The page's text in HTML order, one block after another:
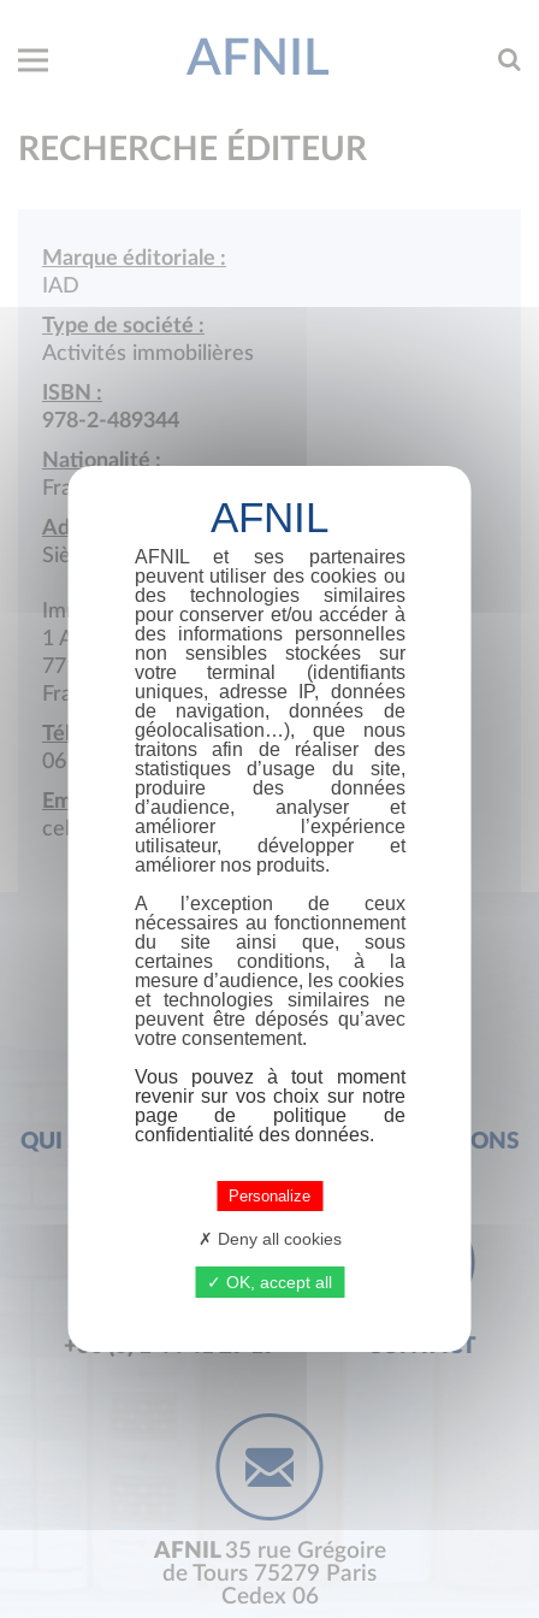
AFNIL
RECHERCHE ÉDITEUR
Marque éditoriale :
IAD
Type de société :
Activités immobilières
ISBN :
978-2-489344
Nationalité :
France
Adresse :
Siège social
Immeuble Carré Haussmann III
1 Allée de la Ferme de Varatre
77127 Lieusaint
France
Téléphone portable :
06 74 53 38 46
Email :
celine.faraut@iadinternational.com
QUI SOMMES-NOUS ? FOIRE AUX QUESTIONS
+33 (0) 1 44 41 29 19 CONTACT
AFNIL 35 rue Grégoire
de Tours 75279 Paris
Cedex 06
AFNIL et ses partenaires
peuvent utiliser des cookies ou
des technologies similaires
pour conserver et/ou accéder à
des informations personnelles
non sensibles stockées sur
votre terminal (identifiants
uniques, adresse IP, données
de navigation, données de
géolocalisation…), que nous
traitons afin de réaliser des
statistiques d’usage du site,
produire des données
d’audience, analyser et
améliorer l’expérience
utilisateur, développer et
améliorer nos produits.
A l’exception de ceux
nécessaires au fonctionnement
du site ainsi que, sous
certaines conditions, à la
mesure d’audience, les cookies
et technologies similaires ne
peuvent être déposés qu’avec
votre consentement.
Vous pouvez à tout moment
revenir sur vos choix sur notre
page de politique de
confidentialité des données.
Personalize
Deny all cookies
OK, accept all